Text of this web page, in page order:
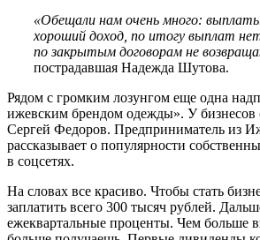
«Обещали нам очень много:
хороший доход, по итогу выплат
по закрытым договорам не
пострадавшая Надежда Шутова.
Рядом с громким лозунгом еще одна
ижевским брендом одежды». У
Сергей Федоров. Предприниматель из
рассказывает о популярности
в соцсетях.
На словах все красиво. Чтобы стать
заплатить всего 300 тысяч рублей.
ежеквартальные проценты. Чем больше